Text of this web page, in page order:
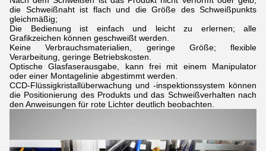
die Schweißnaht ist flach und die Größe des Schweißpunkts
gleichmäßig;
Die Bedienung ist einfach und leicht zu erlernen; alle
Grafikzeichen können geschweißt werden.
Keine Verbrauchsmaterialien, geringe Größe; flexible
Verarbeitung, geringe Betriebskosten.
Optische Glasfaserausgabe, kann frei mit einem Manipulator
oder einer Montagelinie abgestimmt werden.
CCD-Flüssigkristallüberwachung und -inspektionssystem können
die Positionierung des Produkts und das Schweißverhalten nach
den Anweisungen für rote Lichter deutlich beobachten.